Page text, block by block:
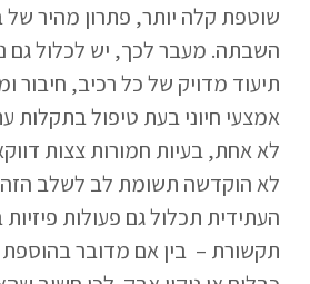
שוטפת קלה יותר, פתרון מהיר של
השבתה. מעבר לכך, יש לכלול גם
תיעוד מדויק של כל רכיב, חיבור
אמצעי חיוני בעת טיפול בתקלות
לא אחת, בעיות חמורות צצות
לא הוקדשה תשומת לב לשלב
העתידית תכלול גם פעולות פיזיות
תקשורת – בין אם מדובר